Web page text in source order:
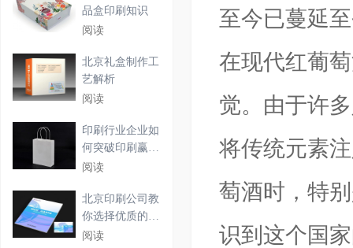
至今已蔓延
在现代红葡
觉。由于许
将传统元素
萄酒时，特
识到这个国
品盒印刷知识
阅读
北京礼盒制作工
艺解析
阅读
印刷行业企业如
何突破印刷赢利
困境
阅读
北京印刷公司教
你选择优质的台
历印
阅读